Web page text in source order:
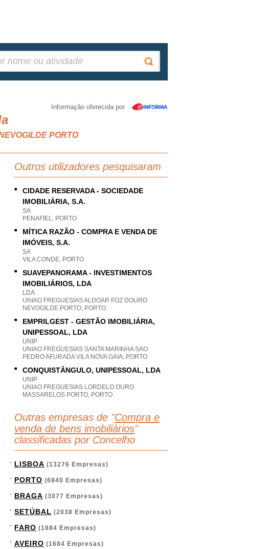
Informação oferecida por
PORTO
Outros utilizadores pesquisaram
CIDADE RESERVADA - SOCIEDADE
IMOBILIÁRIA, S.A.
SA
PENAFIEL, PORTO
MÍTICA RAZÃO - COMPRA E VENDA DE
IMÓVEIS, S.A.
SA
VILA CONDE, PORTO
SUAVEPANORAMA - INVESTIMENTOS
IMOBILIÁRIOS, LDA
LDA
UNIAO FREGUESIAS ALDOAR FOZ DOURO
NEVOGILDE PORTO, PORTO
EMPRILGEST - GESTÃO IMOBILIÁRIA,
UNIPESSOAL, LDA
UNIP
UNIAO FREGUESIAS SANTA MARINHA SAO
PEDRO AFURADA VILA NOVA GAIA, PORTO
CONQUISTÂNGULO, UNIPESSOAL, LDA
UNIP
UNIAO FREGUESIAS LORDELO OURO
MASSARELOS PORTO, PORTO
Outras empresas de "Compra e
venda de bens imobiliários"
classificadas por Concelho
LISBOA (13276 Empresas)
PORTO (6840 Empresas)
BRAGA (3077 Empresas)
SETÚBAL (2038 Empresas)
FARO (1884 Empresas)
AVEIRO (1684 Empresas)